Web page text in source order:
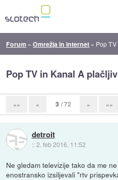
Forum »Omrežja in internet » Pop
Pop TV in Kanal A
«« « 3 / 72 » »»
detroit
::2. feb 2016, 11:52
Ne gledam televizije tako da me
enostransko izsiljevali "rtv